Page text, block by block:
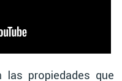
propiedades que